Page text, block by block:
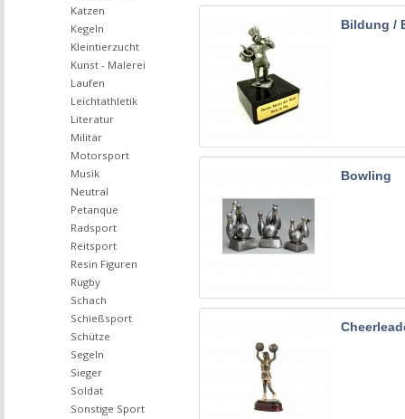
Bildung /
Bowling
Katzen
Kegeln
Kleintierzucht
Kunst - Malerei
Laufen
Leichtathletik
Literatur
Militär
Motorsport
Musik
Neutral
Petanque
Radsport
Reitsport
Resin Figuren
Rugby
Schach
Schießsport
Schütze
Segeln
Sieger
Soldat
Sonstige Sport